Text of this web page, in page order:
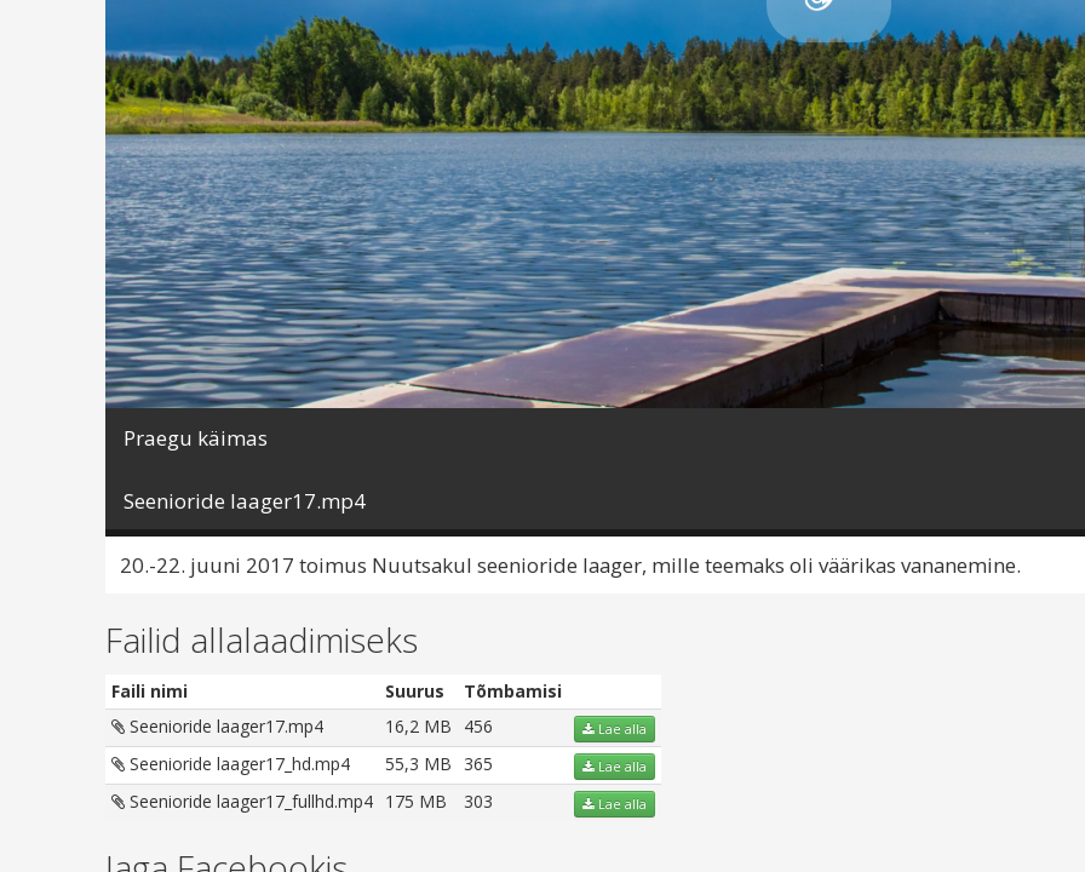
Esita
video
Praegu käimas
Seenioride laager17.mp4
20.-22. juuni 2017 toimus Nuutsakul seenioride laager, mille teemaks oli väärikas vananemine.
Failid allalaadimiseks
Faili nimi Suurus
Tõmbamisi
Seenioride laager17.mp4
16,2 MB 456 Lae alla
Seenioride laager17_hd.mp4 55,3 MB 365 Lae alla
Seenioride laager17_fullhd.mp4 175 MB 303 Lae alla